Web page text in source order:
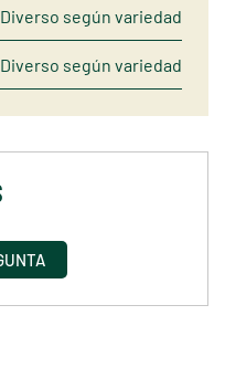
Diverso según variedad
Diverso según variedad